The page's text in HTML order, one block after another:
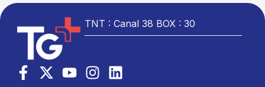
TNT : Canal 38 BOX : 30